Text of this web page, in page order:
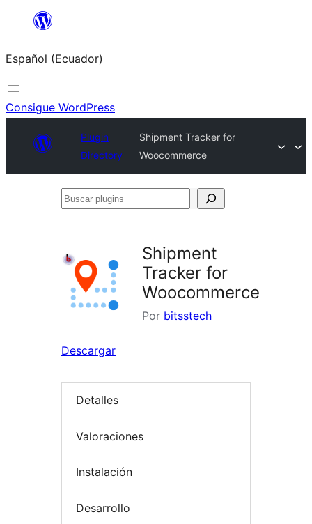
Saltar
contenido
Español (Ecuador)
Consigue WordPress
Plugin
Directory
Shipment Tracker for
Woocommerce
Buscar
Shipment
Tracker for
Woocommerce
Por bitsstech
Descargar
Detalles
Valoraciones
Instalación
Desarrollo